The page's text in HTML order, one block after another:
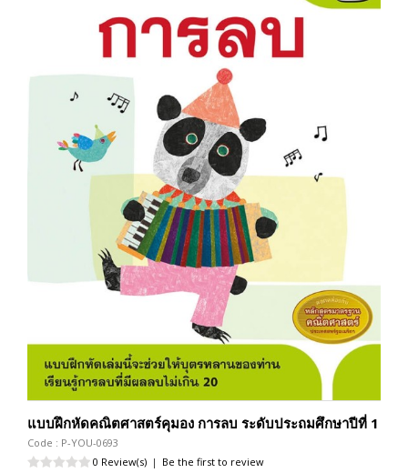
แบบฝึกหัดคณิตศาสตร์คุมอง การลบ ระดับประถมศึกษาปีที่ 1
Code : P-YOU-0693
0 Review(s) | Be the first to review